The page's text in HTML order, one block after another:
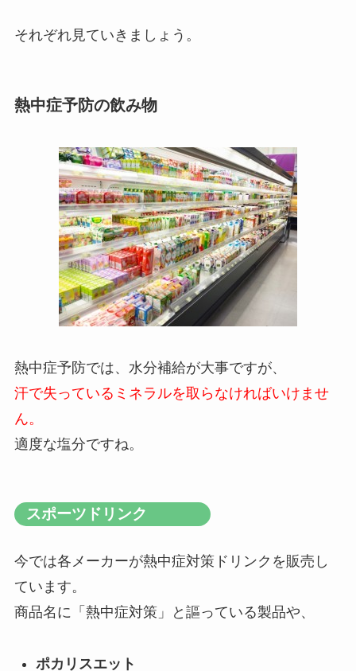
それぞれ見ていきましょう。
熱中症予防の飲み物
熱中症予防では、水分補給が大事ですが、
汗で失っているミネラルを取らなければいけませ
ん。
適度な塩分ですね。
スポーツドリンク
今では各メーカーが熱中症対策ドリンクを販売し
ています。
商品名に「熱中症対策」と謳っている製品や、
ポカリスエット